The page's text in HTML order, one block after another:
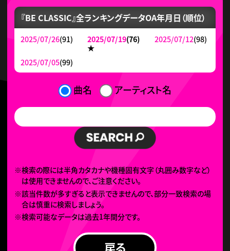
『BE CLASSIC』全ランキングデータOA年月日（順位）
2025/07/26(91) 2025/07/19(76)
★
2025/07/12(98)
2025/07/05(99)
曲名 アーティスト名
※検索の際には半角カタカナや機種固有文字（丸囲み数字など）
は使用できませんので、ご注意ください。
※該当件数が多すぎると表示できませんので、部分一致検索の場
合は慎重に検索しましょう。
※検索可能なデータは過去1年間分です。
戻る